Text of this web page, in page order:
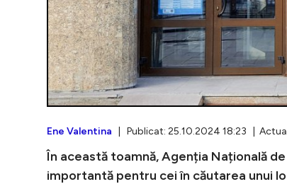
Ene Valentina | Publicat: 25.10.2024 18:23 |
În această toamnă, Agenția Națională
importantă pentru cei în căutarea unui